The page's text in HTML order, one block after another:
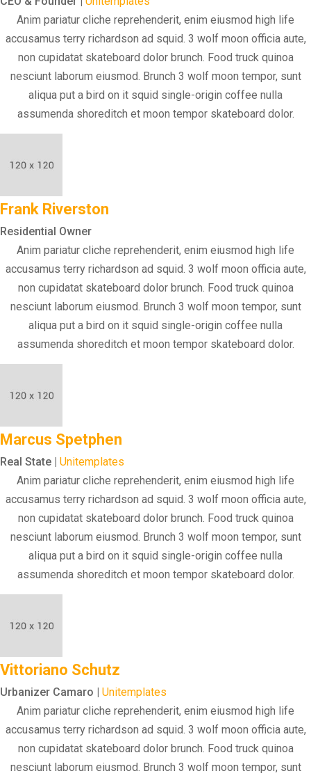
Anim pariatur cliche reprehenderit, enim eiusmod high life
accusamus terry richardson ad squid. 3 wolf moon officia aute,
non cupidatat skateboard dolor brunch. Food truck quinoa
nesciunt laborum eiusmod. Brunch 3 wolf moon tempor, sunt
aliqua put a bird on it squid single-origin coffee nulla
assumenda shoreditch et moon tempor skateboard dolor.
Frank Riverston
Residential Owner
Anim pariatur cliche reprehenderit, enim eiusmod high life
accusamus terry richardson ad squid. 3 wolf moon officia aute,
non cupidatat skateboard dolor brunch. Food truck quinoa
nesciunt laborum eiusmod. Brunch 3 wolf moon tempor, sunt
aliqua put a bird on it squid single-origin coffee nulla
assumenda shoreditch et moon tempor skateboard dolor.
Marcus Spetphen
Real State | Unitemplates
Anim pariatur cliche reprehenderit, enim eiusmod high life
accusamus terry richardson ad squid. 3 wolf moon officia aute,
non cupidatat skateboard dolor brunch. Food truck quinoa
nesciunt laborum eiusmod. Brunch 3 wolf moon tempor, sunt
aliqua put a bird on it squid single-origin coffee nulla
assumenda shoreditch et moon tempor skateboard dolor.
Vittoriano Schutz
Urbanizer Camaro | Unitemplates
Anim pariatur cliche reprehenderit, enim eiusmod high life
accusamus terry richardson ad squid. 3 wolf moon officia aute,
non cupidatat skateboard dolor brunch. Food truck quinoa
nesciunt laborum eiusmod. Brunch 3 wolf moon tempor, sunt